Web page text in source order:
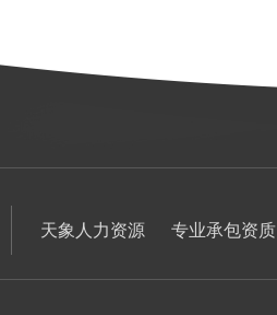
天象人力资源 专业承包资质